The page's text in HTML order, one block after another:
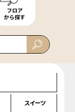
フロア
から探す
スイーツ